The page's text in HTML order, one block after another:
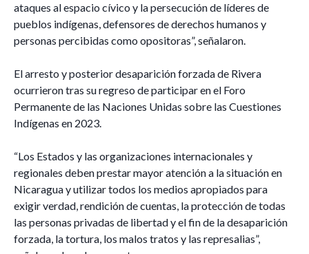
ataques al espacio cívico y la persecución de líderes de
pueblos indígenas, defensores de derechos humanos y
personas percibidas como opositoras”, señalaron.
El arresto y posterior desaparición forzada de Rivera
ocurrieron tras su regreso de participar en el Foro
Permanente de las Naciones Unidas sobre las Cuestiones
Indígenas en 2023.
“Los Estados y las organizaciones internacionales y
regionales deben prestar mayor atención a la situación en
Nicaragua y utilizar todos los medios apropiados para
exigir verdad, rendición de cuentas, la protección de todas
las personas privadas de libertad y el fin de la desaparición
forzada, la tortura, los malos tratos y las represalias”,